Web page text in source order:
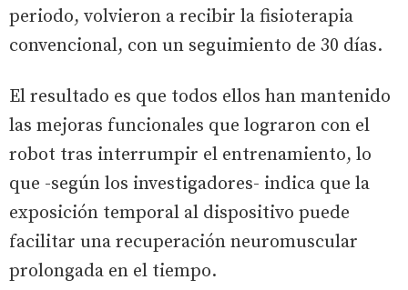
periodo, volvieron a recibir la fisioterapia
convencional, con un seguimiento de 30 días.
El resultado es que todos ellos han mantenido
las mejoras funcionales que lograron con el
robot tras interrumpir el entrenamiento, lo
que -según los investigadores- indica que la
exposición temporal al dispositivo puede
facilitar una recuperación neuromuscular
prolongada en el tiempo.